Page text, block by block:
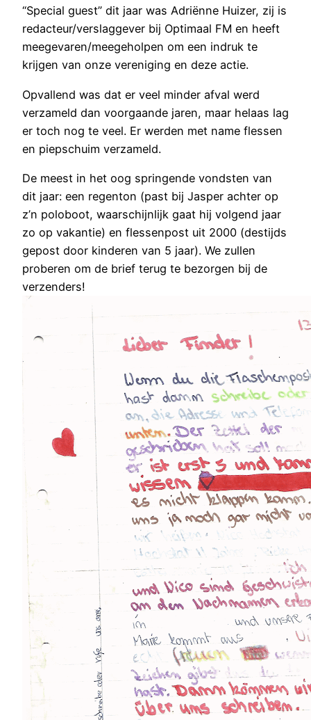
“Special guest” dit jaar was Adriënne Huizer, zij is
redacteur/verslaggever bij Optimaal FM en heeft
meegevaren/meegeholpen om een indruk te
krijgen van onze vereniging en deze actie.
Opvallend was dat er veel minder afval werd
verzameld dan voorgaande jaren, maar helaas lag
er toch nog te veel. Er werden met name flessen
en piepschuim verzameld.
De meest in het oog springende vondsten van
dit jaar: een regenton (past bij Jasper achter op
z’n poloboot, waarschijnlijk gaat hij volgend jaar
zo op vakantie) en flessenpost uit 2000 (destijds
gepost door kinderen van 5 jaar). We zullen
proberen om de brief terug te bezorgen bij de
verzenders!